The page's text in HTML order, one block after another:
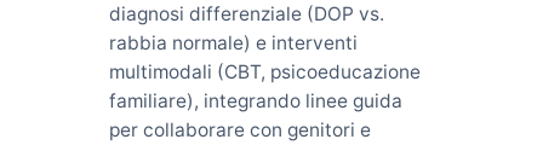
diagnosi differenziale (DOP vs.
rabbia normale) e interventi
multimodali (CBT, psicoeducazione
familiare), integrando linee guida
per collaborare con genitori e